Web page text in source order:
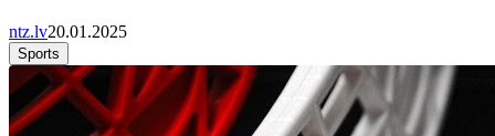
ntz.lv20.01.2025
Sports